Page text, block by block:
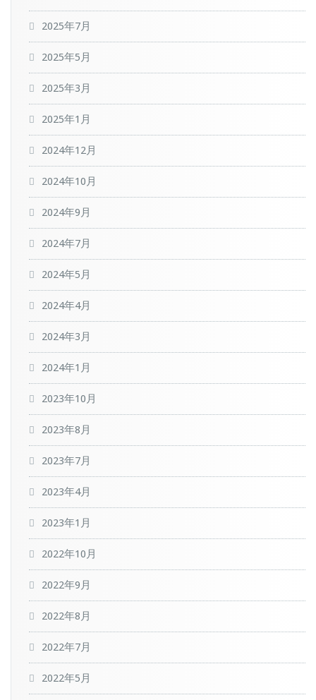
2025年7月
2025年5月
2025年3月
2025年1月
2024年12月
2024年10月
2024年9月
2024年7月
2024年5月
2024年4月
2024年3月
2024年1月
2023年10月
2023年8月
2023年7月
2023年4月
2023年1月
2022年10月
2022年9月
2022年8月
2022年7月
2022年5月